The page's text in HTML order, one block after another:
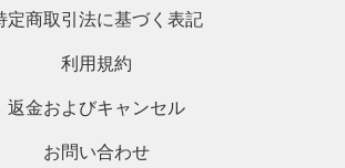
定商取引法に基づく表記
利用規約
返金およびキャンセル
お問い合わせ